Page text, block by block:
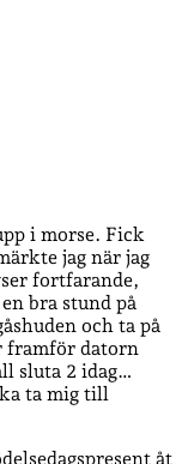
i morse. Fick
jag när jag
fortfarande,
bra stund på
och ta på
framför datorn
sluta 2 idag…
ta mig till
åt